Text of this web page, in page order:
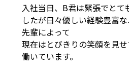
入社当日、B君は緊張でとて
したが日々優しい経験豊富
先輩によって
現在はとびきりの笑顔を見
働いています。